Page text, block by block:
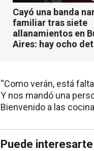
Cayó una banda
familiar tras siete
allanamientos en
Aires: hay ocho
“Como verán, está
Y nos mandó una
Bienvenido a las
Puede interesarte